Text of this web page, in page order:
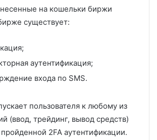
на кошельки биржи
существует:
аутентификация;
входа по SMS.
пользователя к любому из
(ввод, трейдинг, вывод средств)
2FA аутентификации.